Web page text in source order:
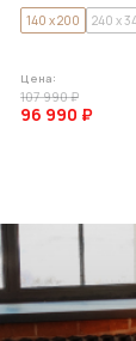
140 x 200 240 x
Цена:
107 990 ₽
96 990 ₽